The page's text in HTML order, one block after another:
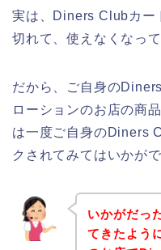
実は、Diners Clubカー
切れて、使えなくなっ
だから、ご自身の
ローションのお店の商
は一度ご自身のDiners
クされてみてはいかが
いかがだっ
てきたよう